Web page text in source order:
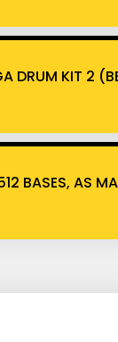
DRUM KIT 2
BASES, AS